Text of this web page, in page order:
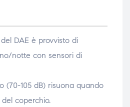
DAE è provvisto di
notte con sensori di
(70-105 dB) risuona quando
del coperchio.